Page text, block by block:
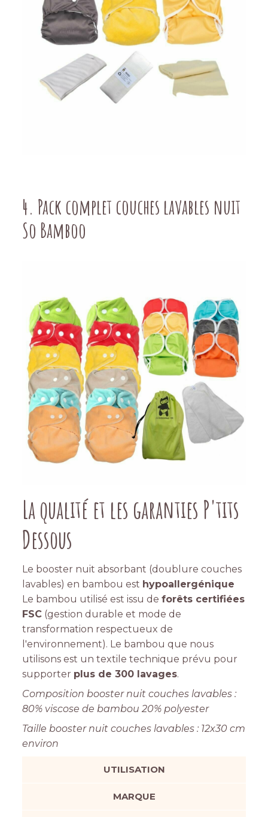
4. Pack complet couches lavables nuit
So Bamboo
La qualité et les garanties P'tits
Dessous
Le booster nuit absorbant (doublure couches
lavables) en bambou est hypoallergénique
Le bambou utilisé est issu deforêts certifiées
FSC (gestion durable et mode de
transformation respectueux de
l'environnement). Le bambou que nous
utilisons est un textile technique prévu pour
supporter plus de 300 lavages.
Composition booster nuit couches lavables :
80% viscose de bambou 20% polyester
Taille booster nuit couches lavables : 12x30 cm
environ
UTILISATION
MARQUE